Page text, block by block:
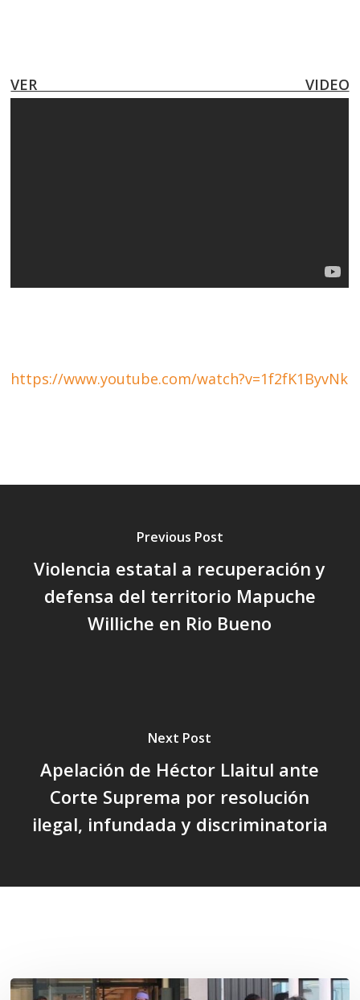
VER VIDEO
https://www.youtube.com/watch?v=1f2fK1ByvNk
Previous Post
Violencia estatal a recuperación y
defensa del territorio Mapuche
Williche en Rio Bueno
Next Post
Apelación de Héctor Llaitul ante
Corte Suprema por resolución
ilegal, infundada y discriminatoria
Osorno: